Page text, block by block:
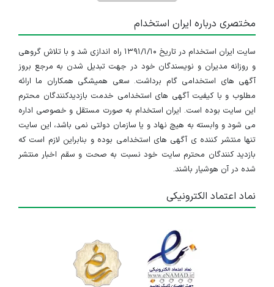
مختصری درباره ایران استخدام
سایت ایران استخدام در تاریخ ۱۳۹۱/۱/۱۰ راه اندازی شد و با تلاش گروهی
و روزانه مدیران و نویسندگان خود در جهت تبدیل شدن به مرجع بروز
آگهی های استخدامی گام برداشت. سعی همیشگی همکاران ما ارائه
مطلوب و با کیفیت آگهی های استخدامی خدمت بازدیدکنندگان محترم
این سایت بوده است. ایران استخدام به صورت مستقل و خصوصی اداره
می شود و وابسته به هیچ نهاد و یا سازمان دولتی نمی باشد، این سایت
تنها منتشر کننده ی آگهی های استخدامی بوده و بنابراین لازم است که
بازدید کنندگان محترم سایت خود نسبت به صحت و سقم اخبار منتشر
شده در آن هوشیار باشند.
نماد اعتماد الکترونیکی